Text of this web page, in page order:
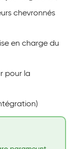
chevronnés
en charge du
pour la